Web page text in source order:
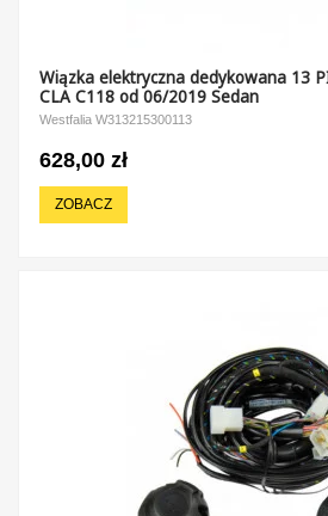
Wiązka elektryczna dedykowana 13
CLA C118 od 06/2019 Sedan
Westfalia W313215300113
628,00 zł
ZOBACZ